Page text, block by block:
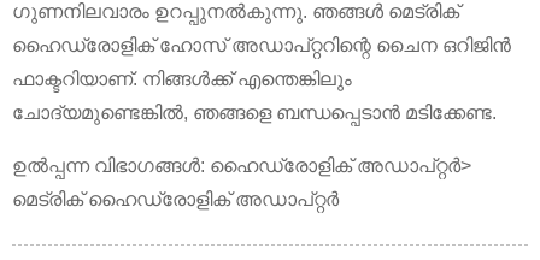
ഗുണനിലവാരം ഉറപ്പുനൽകുന്നു. ഞങ്ങൾ മെട്രിക്
ഹൈഡ്രോളിക് ഹോസ് അഡാപ്റ്ററിന്റെ ചൈന ഒറിജിൻ
ഫാക്ടറിയാണ്. നിങ്ങൾക്ക് എന്തെങ്കിലും
ചോദ്യമുണ്ടെങ്കിൽ, ഞങ്ങളെ ബന്ധപ്പെടാൻ മടിക്കേണ്ട.
ഉൽപ്പന്ന വിഭാഗങ്ങൾ: ഹൈഡ്രോളിക് അഡാപ്റ്റർ>
മെട്രിക് ഹൈഡ്രോളിക് അഡാപ്റ്റർ